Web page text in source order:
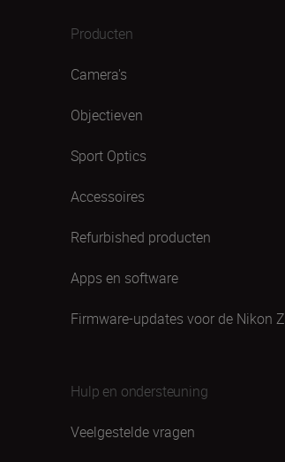
Producten
Camera's
Objectieven
Sport Optics
Accessoires
Refurbished producten
Apps en software
Firmware-updates voor de Nikon Z
Hulp en ondersteuning
Veelgestelde vragen